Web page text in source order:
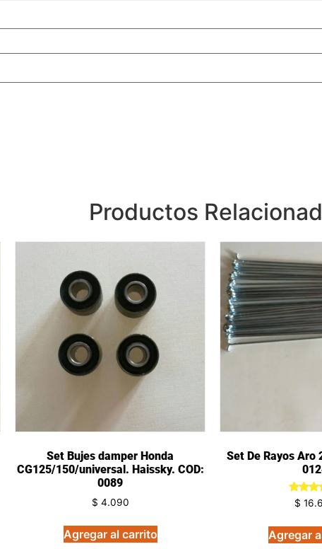
Productos
Set Bujes damper Honda
CG125/150/universal. Haissky. COD:
0089
$ 4.090
Agregar al carrito
Set De Rayos Aro
en
de
$
Agregar